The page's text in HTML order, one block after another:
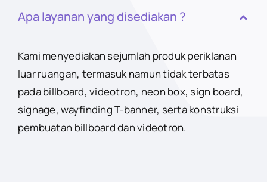
Apa layanan yang disediakan ?
Kami menyediakan sejumlah produk periklanan
luar ruangan, termasuk namun tidak terbatas
pada billboard, videotron, neon box, sign board,
signage, wayfinding T-banner, serta konstruksi
pembuatan billboard dan videotron.